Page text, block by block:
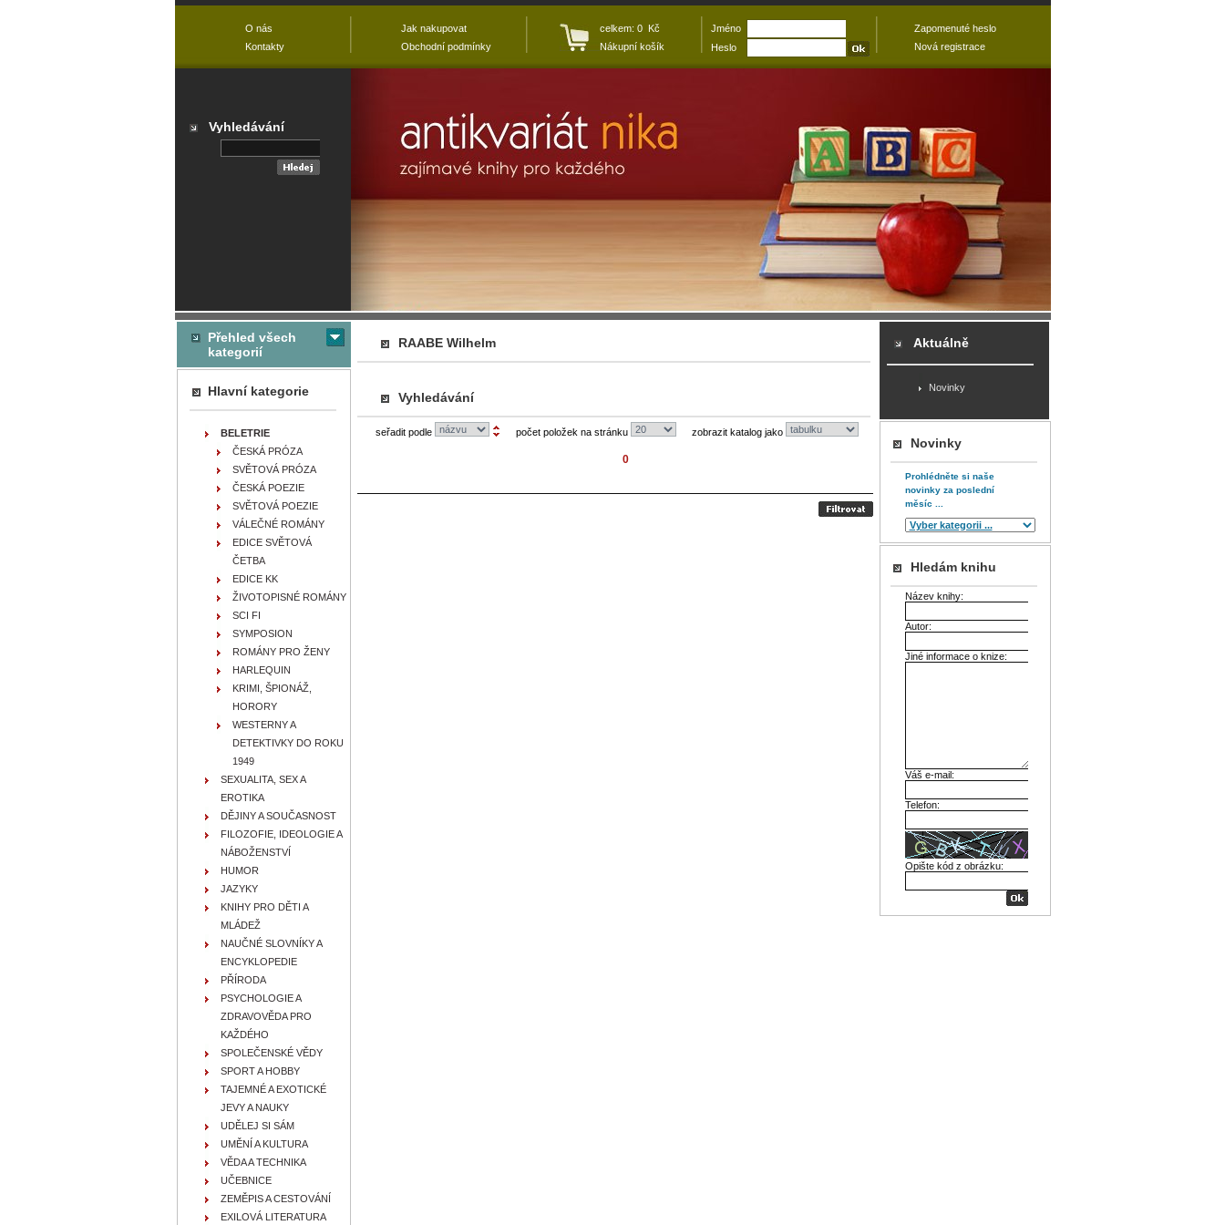
RAABE Wilhelm
Vyhledávání
seřadit podle počet položek na stránku zobrazit katalog jako
0
Přehled všech
kategorií
Hlavní kategorie
BELETRIE
ČESKÁ PRÓZA
SVĚTOVÁ PRÓZA
ČESKÁ POEZIE
SVĚTOVÁ POEZIE
VÁLEČNÉ ROMÁNY
EDICE SVĚTOVÁ
ČETBA
EDICE KK
ŽIVOTOPISNÉ ROMÁNY
SCI FI
SYMPOSION
ROMÁNY PRO ŽENY
HARLEQUIN
KRIMI, ŠPIONÁŽ,
HORORY
WESTERNY A
DETEKTIVKY DO ROKU
1949
SEXUALITA, SEX A
EROTIKA
DĚJINY A SOUČASNOST
FILOZOFIE, IDEOLOGIE A
NÁBOŽENSTVÍ
HUMOR
JAZYKY
KNIHY PRO DĚTI A
MLÁDEŽ
NAUČNÉ SLOVNÍKY A
ENCYKLOPEDIE
PŘÍRODA
PSYCHOLOGIE A
ZDRAVOVĚDA PRO
KAŽDÉHO
SPOLEČENSKÉ VĚDY
SPORT A HOBBY
TAJEMNÉ A EXOTICKÉ
JEVY A NAUKY
UDĚLEJ SI SÁM
UMĚNÍ A KULTURA
VĚDA A TECHNIKA
UČEBNICE
ZEMĚPIS A CESTOVÁNÍ
EXILOVÁ LITERATURA
Aktuálně
Novinky
Novinky
Prohlédněte si naše
novinky za poslední
měsíc ...
Hledám knihu
Název knihy:
Autor:
Jiné informace o knize:
Váš e-mail:
Telefon:
Opište kód z obrázku:
O nás
Kontakty
Jak nakupovat
Obchodní podmínky
celkem: 0 Kč
Nákupní košík
Jméno
Heslo
Zapomenuté heslo
Nová registrace
Vyhledávání